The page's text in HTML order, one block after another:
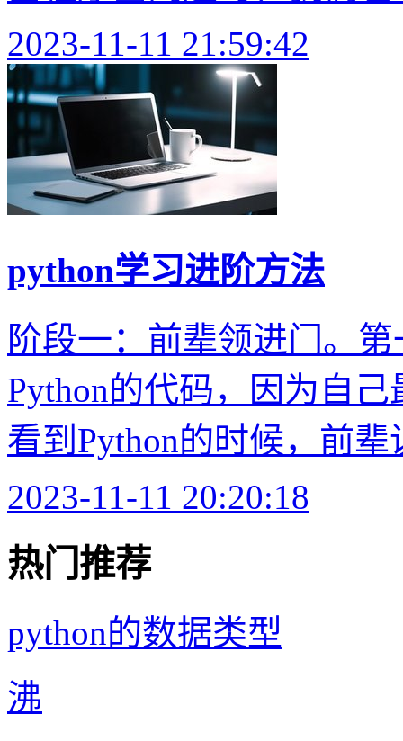
2023-11-11 21:59:42
python学习进阶方法
阶段一：前辈领进门。
Python的代码，因为自
看到Python的时候，前辈
2023-11-11 20:20:18
热门推荐
python的数据类型
沸